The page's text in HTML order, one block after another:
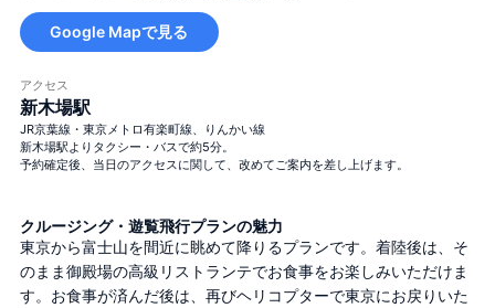
Google Mapで見る
アクセス
新木場駅
JR京葉線・東京メトロ有楽町線、りんかい線
新木場駅よりタクシー・バスで約5分。
予約確定後、当日のアクセスに関して、改めてご案内を差し上げます。
クルージング・遊覧飛行プランの魅力
東京から富士山を間近に眺めて降りるプランです。着陸後は、そ
のまま御殿場の高級リストランテでお食事をお楽しみいただけま
す。お食事が済んだ後は、再びヘリコプターで東京にお戻りいた